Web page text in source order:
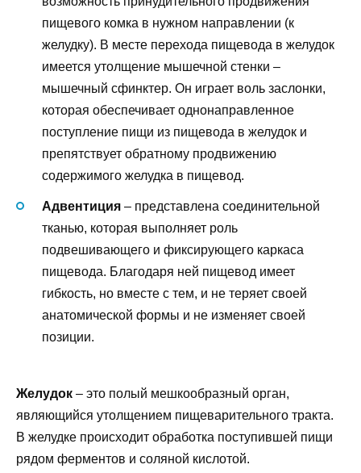
пищевого комка в нужном направлении (к
желудку). В месте перехода пищевода в желудок
имеется утолщение мышечной стенки –
мышечный сфинктер. Он играет воль заслонки,
которая обеспечивает однонаправленное
поступление пищи из пищевода в желудок и
препятствует обратному продвижению
содержимого желудка в пищевод.
Адвентиция – представлена соединительной
тканью, которая выполняет роль
подвешивающего и фиксирующего каркаса
пищевода. Благодаря ней пищевод имеет
гибкость, но вместе с тем, и не теряет своей
анатомической формы и не изменяет своей
позиции.
Желудок – это полый мешкообразный орган,
являющийся утолщением пищеварительного тракта.
В желудке происходит обработка поступившей пищи
рядом ферментов и соляной кислотой.